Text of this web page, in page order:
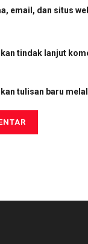
email, dan situs
tindak lanjut
tulisan baru